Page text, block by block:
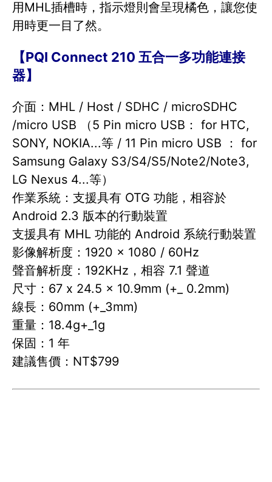
用MHL插槽時，指示燈則會呈現橘色，讓您使
用時更一目了然。
【PQI Connect 210 五合一多功能連接
器】
介面：MHL / Host / SDHC / microSDHC
/micro USB （5 Pin micro USB： for HTC,
SONY, NOKIA...等 / 11 Pin micro USB ： for
Samsung Galaxy S3/S4/S5/Note2/Note3,
LG Nexus 4...等）
作業系統：支援具有 OTG 功能，相容於
Android 2.3 版本的行動裝置
支援具有 MHL 功能的 Android 系統行動裝置
影像解析度：1920 × 1080 / 60Hz
聲音解析度：192KHz，相容 7.1 聲道
尺寸：67 x 24.5 x 10.9mm (+_ 0.2mm)
線長：60mm (+_3mm)
重量：18.4g+_1g
保固：1 年
建議售價：NT$799